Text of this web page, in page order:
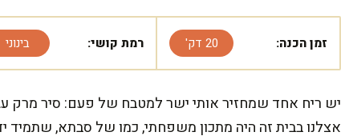
זמן הכנה: 20 דק' רמת קושי: בינוני
יש ריח אחד שמחזיר אותי ישר למטבח של פעם: סיר מרק
אצלנו בבית זה היה מתכון משפחתי, כמו של סבתא,